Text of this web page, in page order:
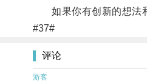
如果你有创新的想法和
#37#
评论
游客